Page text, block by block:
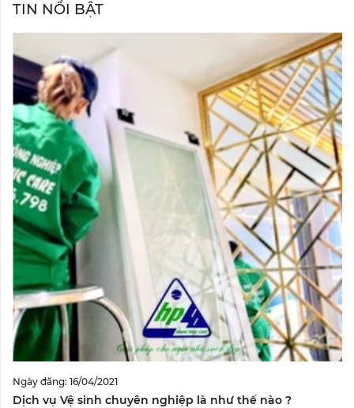
TIN NỔI BẬT
Ngày đăng: 16/04/2021
Dịch vụ Vệ sinh chuyên nghiệp là như thế nào ?